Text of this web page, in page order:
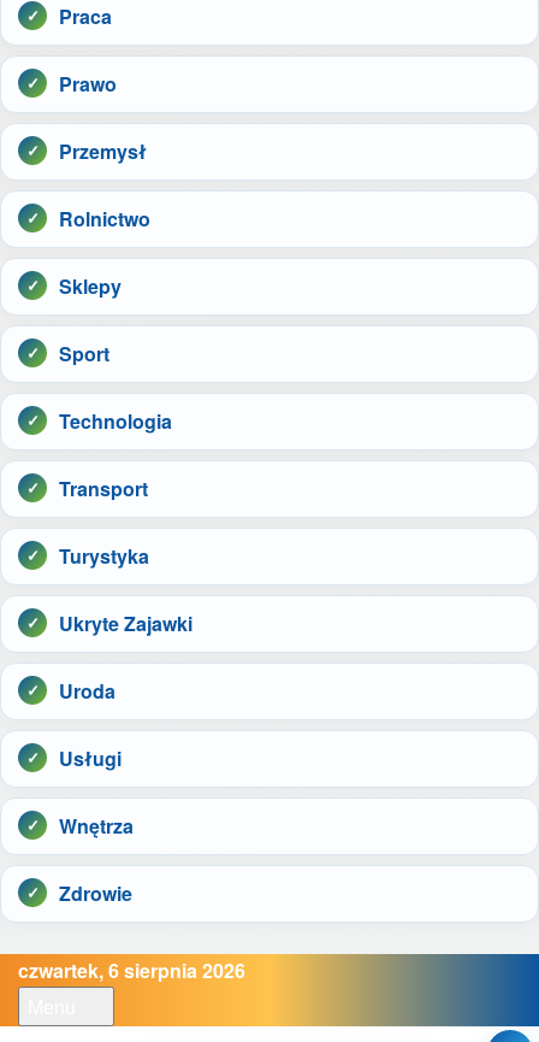
Praca
Prawo
Przemysł
Rolnictwo
Sklepy
Sport
Technologia
Transport
Turystyka
Ukryte Zajawki
Uroda
Usługi
Wnętrza
Zdrowie
czwartek, 6 sierpnia 2026